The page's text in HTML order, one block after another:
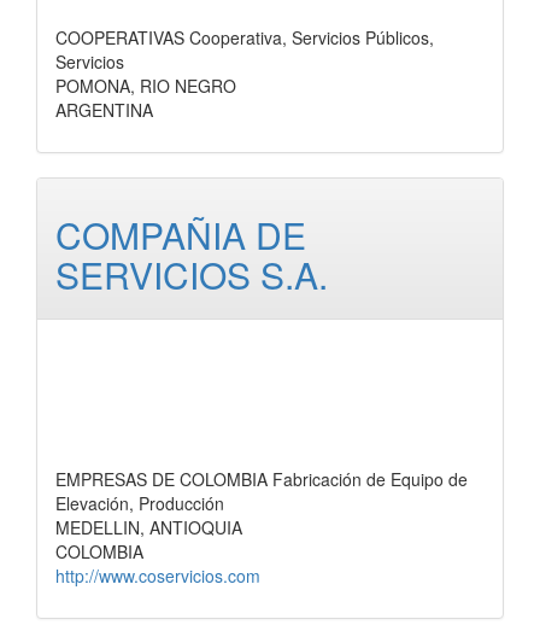
COOPERATIVAS Cooperativa, Servicios Públicos,
Servicios
POMONA, RIO NEGRO
ARGENTINA
COMPAÑIA DE
SERVICIOS S.A.
EMPRESAS DE COLOMBIA Fabricación de Equipo de
Elevación, Producción
MEDELLIN, ANTIOQUIA
COLOMBIA
http://www.coservicios.com